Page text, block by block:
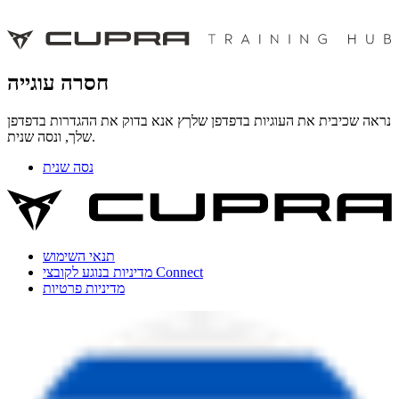
חסרה עוגייה
נראה שכיבית את העוגיות בדפדפן שלךץ אנא בדוק את ההגדרות בדפדפן
שלך, ונסה שנית.
נסה שנית
תנאי השימוש
מדיניות בנוגע לקובצי Connect
מדיניות פרטיות